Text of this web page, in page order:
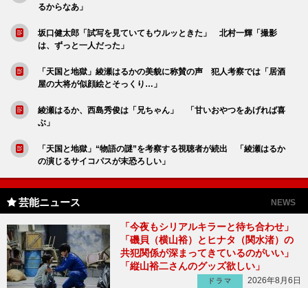
るからなあ」
坂口健太郎「試写を見ていてもウルッときた」 北村一輝「撮影
は、ずっと一人だった」
「天国と地獄」綾瀬はるかの美貌に称賛の声 犯人考察では「居酒
屋の大将が似顔絵とそっくり…」
綾瀬はるか、西島秀俊は「兄ちゃん」 「甘いおやつをあげれば喜
ぶ」
「天国と地獄」“物語の謎”を考察する視聴者が続出 「綾瀬はるか
の演じるサイコパスが末恐ろしい」
芸能ニュース NEWS
「今夜もシリアルキラーと待ち合わせ」
「磯貝（横山裕）とヒナタ（関水渚）の
共犯関係が深まってきているのがいい」
「縦山裕二さんのグッズ欲しい」
ドラマ 2026年8月6日